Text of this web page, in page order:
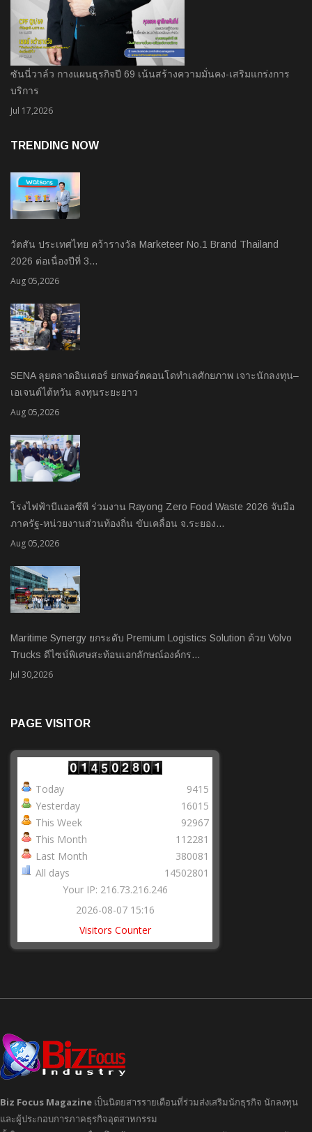
ซันนี่วาล์ว กางแผนธุรกิจปี 69 เน้นสร้างความมั่นคง-เสริมแกร่งการ
บริการ
Jul 17,2026
TRENDING NOW
วัตสัน ประเทศไทย คว้ารางวัล Marketeer No.1 Brand Thailand
2026 ต่อเนื่องปีที่ 3…
Aug 05,2026
SENA ลุยตลาดอินเตอร์ ยกพอร์ตคอนโดทำเลศักยภาพ เจาะนักลงทุน–
เอเจนต์ไต้หวัน ลงทุนระยะยาว
Aug 05,2026
โรงไฟฟ้าบีแอลซีพี ร่วมงาน Rayong Zero Food Waste 2026 จับมือ
ภาครัฐ-หน่วยงานส่วนท้องถิ่น ขับเคลื่อน จ.ระยอง…
Aug 05,2026
Maritime Synergy ยกระดับ Premium Logistics Solution ด้วย Volvo
Trucks ดีไซน์พิเศษสะท้อนเอกลักษณ์องค์กร…
Jul 30,2026
PAGE VISITOR
Today
Yesterday
This Week
This Month
Last Month
All days
9415
16015
92967
112281
380081
14502801
Your IP: 216.73.216.246
2026-08-07 15:16
Visitors Counter
Biz Focus Magazine เป็นนิตยสารรายเดือนที่ร่วมส่งเสริมนักธุรกิจ นักลงทุน
และผู้ประกอบการภาคธุรกิจอุตสาหกรรม